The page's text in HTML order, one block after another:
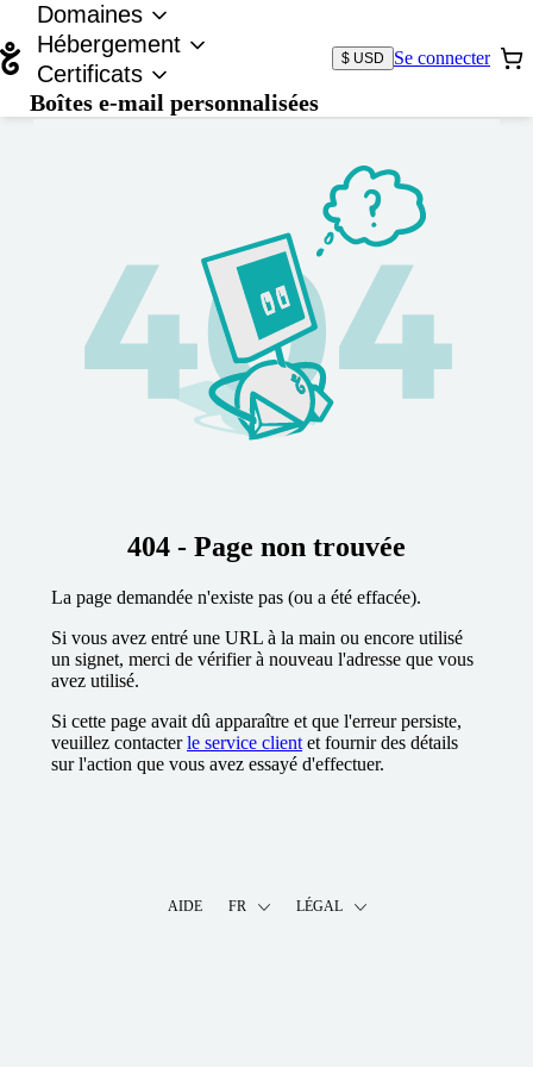
Domaines
Hébergement
Certificats
Boîtes e-mail personnalisées
$ USD Se connecter
404 - Page non trouvée
La page demandée n'existe pas (ou a été effacée).
Si vous avez entré une URL à la main ou encore utilisé
un signet, merci de vérifier à nouveau l'adresse que vous
avez utilisé.
Si cette page avait dû apparaître et que l'erreur persiste,
veuillez contacterle service client et fournir des détails
sur l'action que vous avez essayé d'effectuer.
AIDE FR LÉGAL